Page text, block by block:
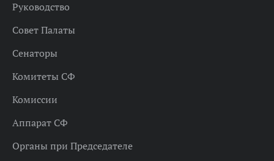
Руководство
Совет Палаты
Сенаторы
Комитеты СФ
Комиссии
Аппарат СФ
Органы при Председателе